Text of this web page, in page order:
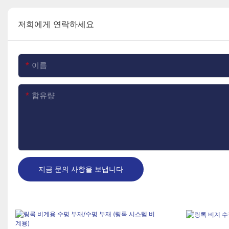
저희에게 연락하세요
이름
함유량
지금 문의 사항을 보냅니다